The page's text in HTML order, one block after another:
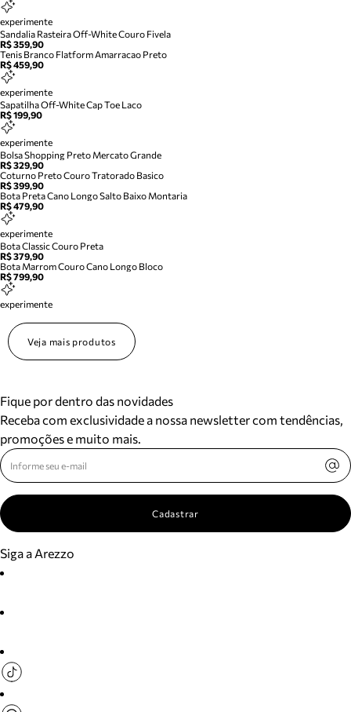
experimente
Sandalia Rasteira Off-White Couro Fivela
R$ 359,90
Tenis Branco Flatform Amarracao Preto
R$ 459,90
experimente
Sapatilha Off-White Cap Toe Laco
R$ 199,90
experimente
Bolsa Shopping Preto Mercato Grande
R$ 329,90
Coturno Preto Couro Tratorado Basico
R$ 399,90
Bota Preta Cano Longo Salto Baixo Montaria
R$ 479,90
experimente
Bota Classic Couro Preta
R$ 379,90
Bota Marrom Couro Cano Longo Bloco
R$ 799,90
experimente
Veja mais produtos
Fique por dentro das novidades
Receba com exclusividade a nossa newsletter com tendências,
promoções e muito mais.
Cadastrar
Siga a Arezzo